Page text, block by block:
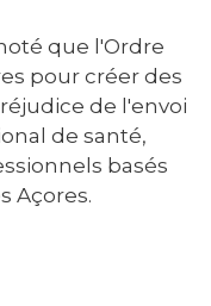
que l'Ordre
pour créer des
de l'envoi
de santé,
basés
Açores.